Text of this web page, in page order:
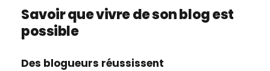
Savoir que vivre de son blog est
possible
Des blogueurs réussissent